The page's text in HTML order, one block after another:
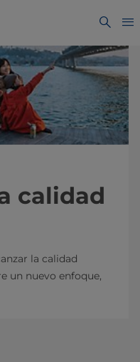
calidad
la calidad
un nuevo enfoque,